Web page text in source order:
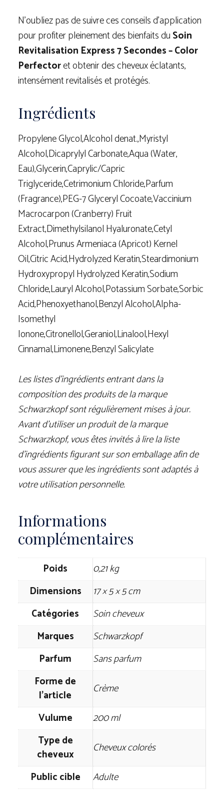
N’oubliez pas de suivre ces conseils d’application
pour profiter pleinement des bienfaits duSoin
Revitalisation Express 7 Secondes – Color
Perfectoret obtenir des cheveux éclatants,
intensément revitalisés et protégés.
Ingrédients
Propylene Glycol,Alcohol denat.,Myristyl
Alcohol,Dicaprylyl Carbonate,Aqua (Water,
Eau),Glycerin,Caprylic/Capric
Triglyceride,Cetrimonium Chloride,Parfum
(Fragrance),PEG-7 Glyceryl Cocoate,Vaccinium
Macrocarpon (Cranberry) Fruit
Extract,Dimethylsilanol Hyaluronate,Cetyl
Alcohol,Prunus Armeniaca (Apricot) Kernel
Oil,Citric Acid,Hydrolyzed Keratin,Steardimonium
Hydroxypropyl Hydrolyzed Keratin,Sodium
Chloride,Lauryl Alcohol,Potassium Sorbate,Sorbic
Acid,Phenoxyethanol,Benzyl Alcohol,Alpha-
Isomethyl
Ionone,Citronellol,Geraniol,Linalool,Hexyl
Cinnamal,Limonene,Benzyl Salicylate
Les listes d’ingrédients entrant dans la
composition des produits de la marque
Schwarzkopf sont régulièrement mises à jour.
Avant d’utiliser un produit de la marque
Schwarzkopf, vous êtes invités à lire la liste
d’ingrédients figurant sur son emballage afin de
vous assurer que les ingrédients sont adaptés à
votre utilisation personnelle.
Informations
complémentaires
Poids
0,21 kg
Dimensions
17 × 5 × 5 cm
Catégories
Soin cheveux
Marques
Schwarzkopf
Parfum
‎Sans parfum
Forme de
l'article
Crème
Vulume
200 ml
Type de
cheveux
Cheveux colorés
Public cible
Adulte